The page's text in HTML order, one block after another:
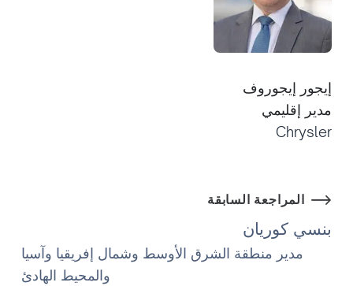
إيجور إيجوروف
مدير إقليمي
Chrysler
المراجعة السابقة
بنسي كوريان
مدير منطقة الشرق الأوسط وشمال إفريقيا وآسيا
والمحيط الهادئ